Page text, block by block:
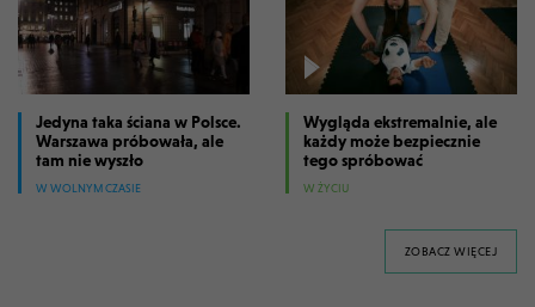
Jedyna taka ściana w Polsce.
Warszawa próbowała, ale
tam nie wyszło
W WOLNYM CZASIE
Wygląda ekstremalnie, ale
każdy może bezpiecznie
tego spróbować
W ŻYCIU
ZOBACZ WIĘCEJ